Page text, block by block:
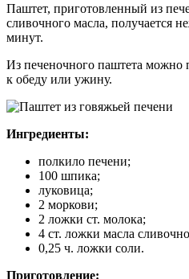
Паштет, приготовленный из
сливочного масла, получается
минут.
Из печеночного паштета можно
к обеду или ужину.
Ингредиенты:
полкило печени;
100 шпика;
луковица;
2 моркови;
2 ложки ст. молока;
4 ст. ложки масла
0,25 ч. ложки соли.
Приготовление: